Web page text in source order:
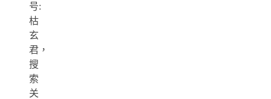
号:
枯
玄
君，
搜
索
关